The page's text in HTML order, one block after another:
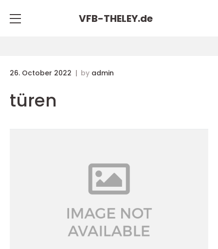
VFB-THELEY.de
26. October 2022 by admin
türen